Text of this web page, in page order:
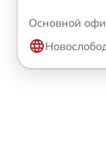
Основной